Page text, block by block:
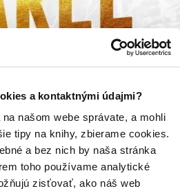
a kontaktnými údajmi?
našom webe správate, a mohli
tipy na knihy, zbierame cookies.
a bez nich by naša stránka
toho používame analytické
zisťovať, ako náš web